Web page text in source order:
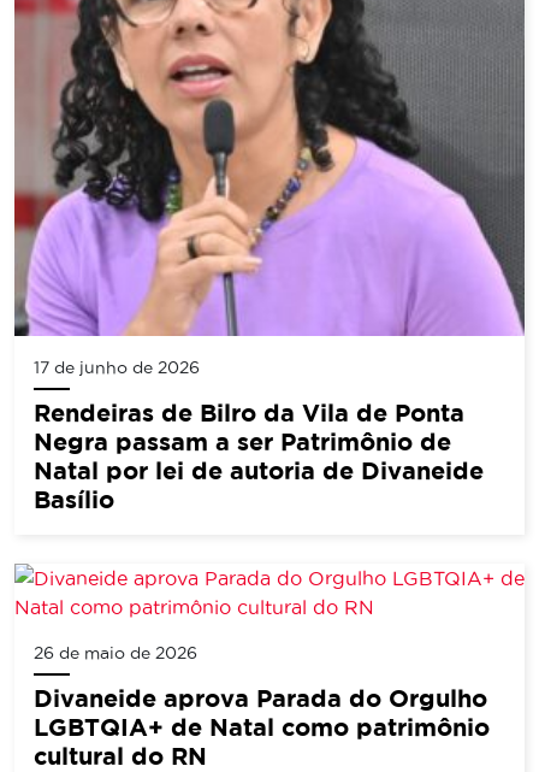
17 de junho de 2026
Rendeiras de Bilro da Vila de Ponta
Negra passam a ser Patrimônio de
Natal por lei de autoria de Divaneide
Basílio
26 de maio de 2026
Divaneide aprova Parada do Orgulho
LGBTQIA+ de Natal como patrimônio
cultural do RN